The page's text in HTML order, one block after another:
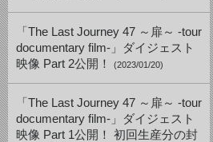
「The Last Journey 47 ～扉～ -tour
documentary film-」ダイジェスト
映像 Part 2公開！
(2023/01/20)
「The Last Journey 47 ～扉～ -tour
documentary film-」ダイジェスト
映像 Part 1公開！ 初回生産分の封